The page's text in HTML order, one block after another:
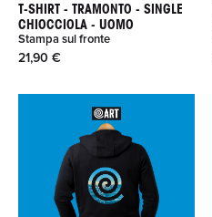
T-SHIRT - TRAMONTO - SINGLE
CHIOCCIOLA - UOMO
Stampa sul fronte
21,90 €